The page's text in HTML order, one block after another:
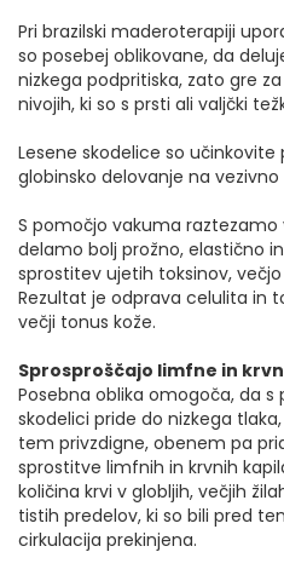
Pri brazilski maderoterapiji
so posebej oblikovane, da
nizkega podpritiska, zato gre
nivojih, ki so s prsti ali valjčki
Lesene skodelice so
globinsko delovanje na
S pomočjo vakuma raztezamo
delamo bolj prožno, elastično
sprostitev ujetih toksinov,
Rezultat je odprava celulita in
večji tonus kože.
Sprosproščajo limfne in
Posebna oblika omogoča, da
skodelici pride do nizkega
tem privzdigne, obenem pa
sprostitve limfnih in krvnih
količina krvi v globljih, večjih
tistih predelov, ki so bili pred
cirkulacija prekinjena.